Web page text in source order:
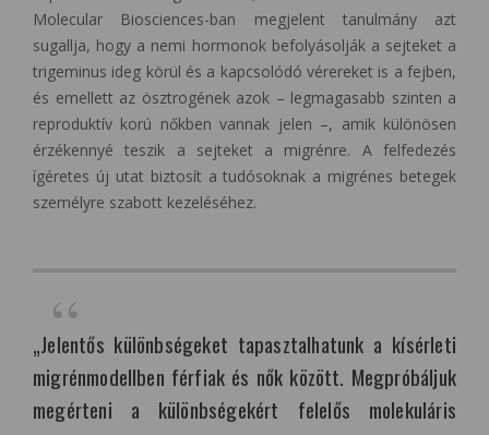
Molecular Biosciences-ban megjelent tanulmány azt
sugallja, hogy a nemi hormonok befolyásolják a sejteket a
trigeminus ideg körül és a kapcsolódó vérereket is a fejben,
és emellett az ösztrogének azok – legmagasabb szinten a
reproduktív korú nőkben vannak jelen –, amik különösen
érzékennyé teszik a sejteket a migrénre. A felfedezés
ígéretes új utat biztosít a tudósoknak a migrénes betegek
személyre szabott kezeléséhez.
„Jelentős különbségeket tapasztalhatunk a kísérleti
migrénmodellben férfiak és nők között. Megpróbáljuk
megérteni a különbségekért felelős molekuláris